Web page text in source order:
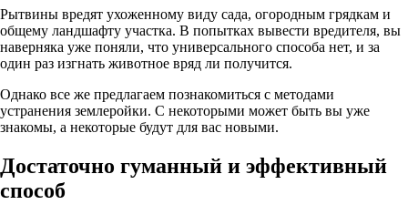
Рытвины вредят ухоженному виду сада, огородным грядкам и
общему ландшафту участка. В попытках вывести вредителя, вы
наверняка уже поняли, что универсального способа нет, и за
один раз изгнать животное вряд ли получится.
Однако все же предлагаем познакомиться с методами
устранения землеройки. С некоторыми может быть вы уже
знакомы, а некоторые будут для вас новыми.
Достаточно гуманный и эффективный
способ